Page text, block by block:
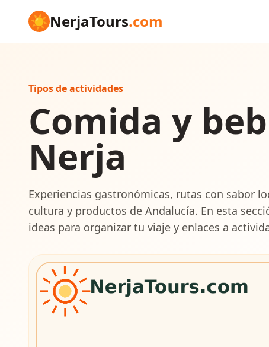
☀NerjaTours.com
Tipos de actividades
Comida y
Nerja
Experiencias gastronómicas, rutas con sabor
cultura y productos de Andalucía. En esta
ideas para organizar tu viaje y enlaces a